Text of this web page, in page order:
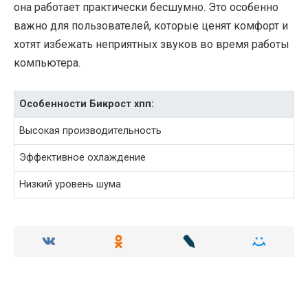
она работает практически бесшумно. Это особенно
важно для пользователей, которые ценят комфорт и
хотят избежать неприятных звуков во время работы
компьютера.
Особенности Бикрост хпп:
Высокая производительность
Эффективное охлаждение
Низкий уровень шума